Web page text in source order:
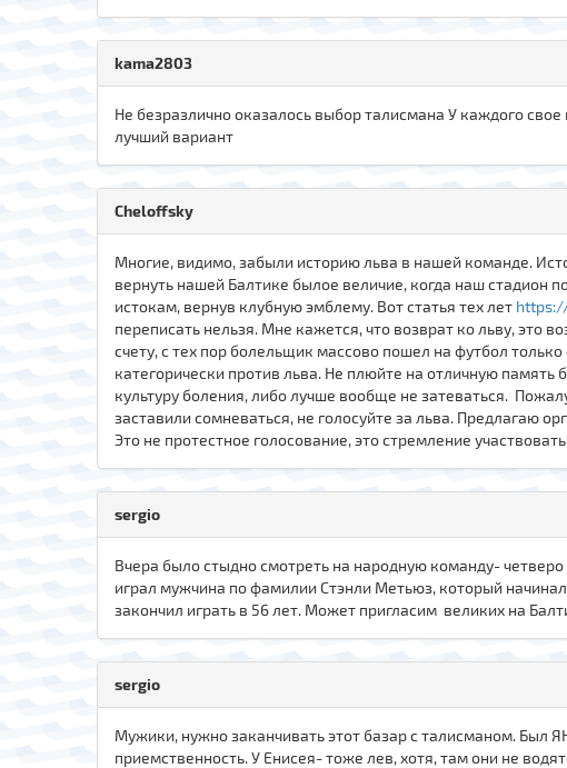
kama2803
Не безразлично оказалось выбор талисмана У каждого
лучший вариант
Cheloffsky
Многие, видимо, забыли историю льва в нашей команде.
вернуть нашей Балтике былое величие, когда наш стадион
истокам, вернув клубную эмблему. Вот статья тех лет
переписать нельзя. Мне кажется, что возврат ко льву, это
счету, с тех пор болельщик массово пошел на футбол
категорически против льва. Не плюйте на отличную
культуру боления, либо лучше вообще не затеваться.
заставили сомневаться, не голосуйте за льва. Предлагаю
Это не протестное голосование, это стремление
sergio
Вчера было стыдно смотреть на народную команду-
играл мужчина по фамилии Стэнли Метьюз, который
закончил играть в 56 лет. Может пригласим великих на
sergio
Мужики, нужно заканчивать этот базар с талисманом.
приемственность. У Енисея- тоже лев, хотя, там они не